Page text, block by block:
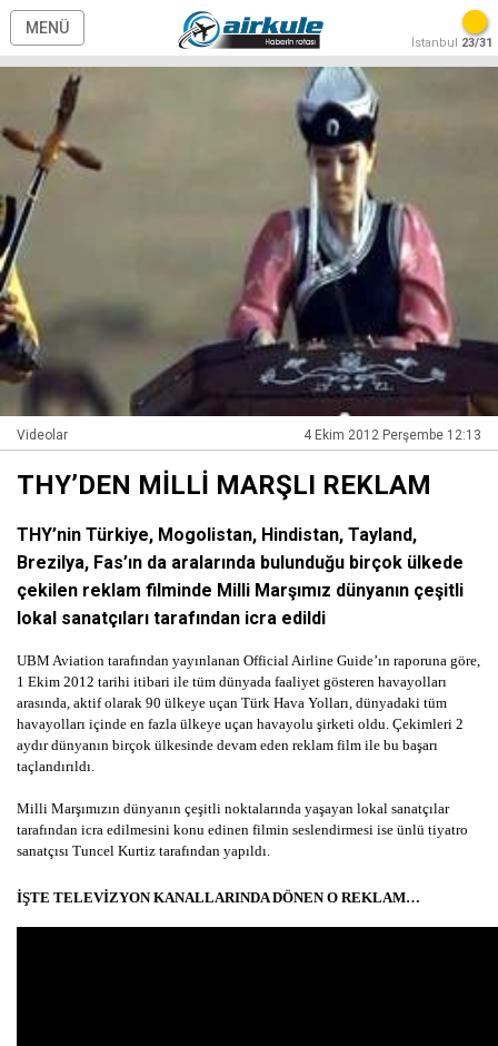
MENÜ
İstanbul 23/31
Videolar 4 Ekim 2012 Perşembe 12:13
THY’DEN MİLLİ MARŞLI REKLAM
THY’nin Türkiye, Mogolistan, Hindistan, Tayland,
Brezilya, Fas’ın da aralarında bulunduğu birçok ülkede
çekilen reklam filminde Milli Marşımız dünyanın çeşitli
lokal sanatçıları tarafından icra edildi
UBM Aviation tarafından yayınlanan Official Airline Guide’ın raporuna göre,
1 Ekim 2012 tarihi itibari ile tüm dünyada faaliyet gösteren havayolları
arasında, aktif olarak 90 ülkeye uçan Türk Hava Yolları, dünyadaki tüm
havayolları içinde en fazla ülkeye uçan havayolu şirketi oldu. Çekimleri 2
aydır dünyanın birçok ülkesinde devam eden reklam film ile bu başarı
taçlandırıldı.
Milli Marşımızın dünyanın çeşitli noktalarında yaşayan lokal sanatçılar
tarafından icra edilmesini konu edinen filmin seslendirmesi ise ünlü tiyatro
sanatçısı Tuncel Kurtiz tarafından yapıldı.
İŞTE TELEVİZYON KANALLARINDA DÖNEN O REKLAM…